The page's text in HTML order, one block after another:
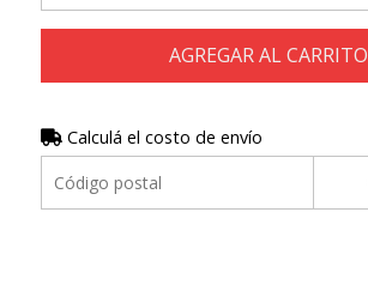
AGREGAR AL CARRITO
Calculá el costo de envío